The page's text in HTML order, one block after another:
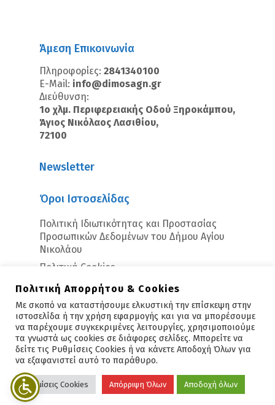
Άμεση Επικοινωνία
Πληροφορίες: 2841340100
E-Mail: info@dimosagn.gr
Διεύθυνση:
1ο χλμ. Περιφερειακής Οδού Ξηροκάμπου,
Άγιος Νικόλαος Λασιθίου,
72100
Newsletter
Όροι Ιστοσελίδας
Πολιτική Ιδιωτικότητας και Προστασίας
Προσωπικών Δεδομένων του Δήμου Αγίου
Νικολάου
Πολιτική Cookies
Copyright © 2026 - Άγιος Νικόλαος
Υλοποίηση:Polis Suite
facebook youtube
Πολιτική Απορρήτου & Cookies
Με σκοπό να καταστήσουμε ελκυστική την επίσκεψη στην
ιστοσελίδα ή την χρήση εφαρμογής και για να μπορέσουμε
να παρέχουμε συγκεκριμένες λειτουργίες, χρησιμοποιούμε
τα γνωστά ως cookies σε διάφορες σελίδες. Μπορείτε να
δείτε τις Ρυθμίσεις Cookies ή να κάνετε Αποδοχή Όλων για
να εξαφανιστεί αυτό το παράθυρο.
Ρυθμίσεις Cookies Απόρριψη Όλων Αποδοχή όλων